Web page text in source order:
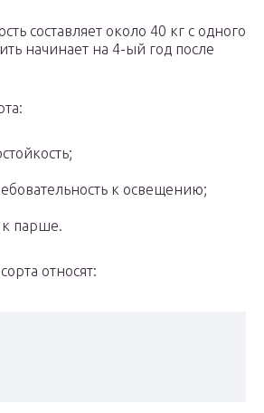
составляет около 40 кг с одного
начинает на 4-ый год после
к освещению;
к парше.
относят: